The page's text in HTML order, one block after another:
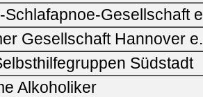
Schlafapnoe-Gesellschaft
Gesellschaft Hannover
Südstadt
Alkoholiker